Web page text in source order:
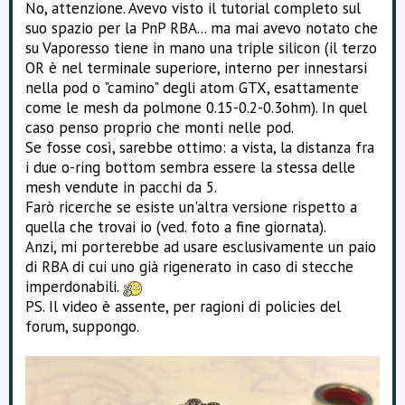
No, attenzione. Avevo visto il tutorial completo sul
suo spazio per la PnP RBA... ma mai avevo notato che
su Vaporesso tiene in mano una triple silicon (il terzo
OR è nel terminale superiore, interno per innestarsi
nella pod o "camino" degli atom GTX, esattamente
come le mesh da polmone 0.15-0.2-0.3ohm). In quel
caso penso proprio che monti nelle pod.
Se fosse così, sarebbe ottimo: a vista, la distanza fra
i due o-ring bottom sembra essere la stessa delle
mesh vendute in pacchi da 5.
Farò ricerche se esiste un'altra versione rispetto a
quella che trovai io (ved. foto a fine giornata).
Anzi, mi porterebbe ad usare esclusivamente un paio
di RBA di cui uno già rigenerato in caso di stecche
imperdonabili.
PS. Il video è assente, per ragioni di policies del
forum, suppongo.